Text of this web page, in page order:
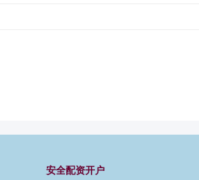
安全配资开户